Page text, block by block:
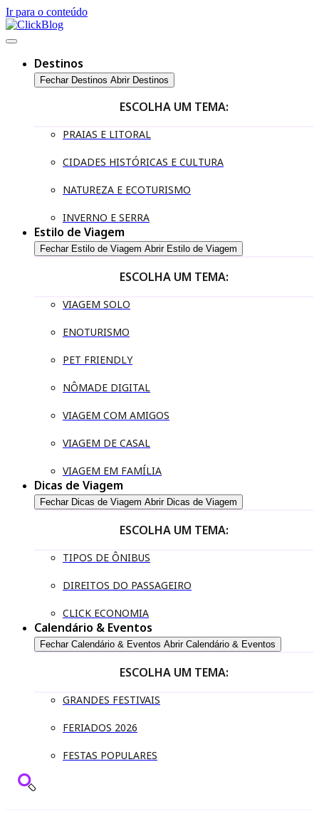
Ir para o conteúdo
Destinos
Fechar Destinos Abrir Destinos
ESCOLHA UM TEMA:
PRAIAS E LITORAL
CIDADES HISTÓRICAS E CULTURA
NATUREZA E ECOTURISMO
INVERNO E SERRA
Estilo de Viagem
Fechar Estilo de Viagem Abrir Estilo de Viagem
ESCOLHA UM TEMA:
VIAGEM SOLO
ENOTURISMO
PET FRIENDLY
NÔMADE DIGITAL
VIAGEM COM AMIGOS
VIAGEM DE CASAL
VIAGEM EM FAMÍLIA
Dicas de Viagem
Fechar Dicas de Viagem Abrir Dicas de Viagem
ESCOLHA UM TEMA:
TIPOS DE ÔNIBUS
DIREITOS DO PASSAGEIRO
CLICK ECONOMIA
Calendário & Eventos
Fechar Calendário & Eventos Abrir Calendário & Eventos
ESCOLHA UM TEMA:
GRANDES FESTIVAIS
FERIADOS 2026
FESTAS POPULARES